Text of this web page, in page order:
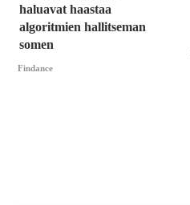
haluavat haastaa
algoritmien hallitseman
somen
Findance